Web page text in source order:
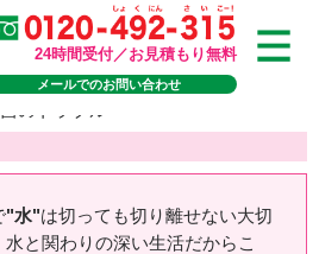
24時間受付／お見積もり無料
メールでのお問い合わせ
"水"は切っても切り離せない大切
と関わりの深い生活だからこ